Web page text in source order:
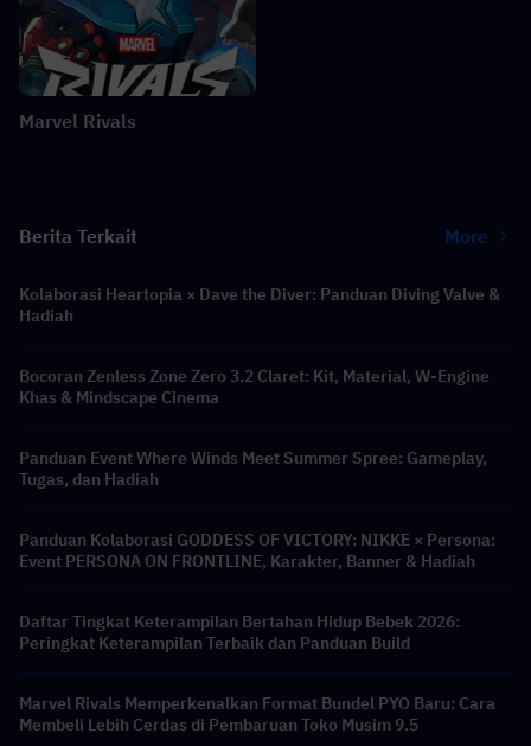
Marvel Rivals
Berita Terkait More
Kolaborasi Heartopia × Dave the Diver: Panduan Diving Valve &
Hadiah
Bocoran Zenless Zone Zero 3.2 Claret: Kit, Material, W-Engine
Khas & Mindscape Cinema
Panduan Event Where Winds Meet Summer Spree: Gameplay,
Tugas, dan Hadiah
Panduan Kolaborasi GODDESS OF VICTORY: NIKKE × Persona:
Event PERSONA ON FRONTLINE, Karakter, Banner & Hadiah
Daftar Tingkat Keterampilan Bertahan Hidup Bebek 2026:
Peringkat Keterampilan Terbaik dan Panduan Build
Marvel Rivals Memperkenalkan Format Bundel PYO Baru: Cara
Membeli Lebih Cerdas di Pembaruan Toko Musim 9.5